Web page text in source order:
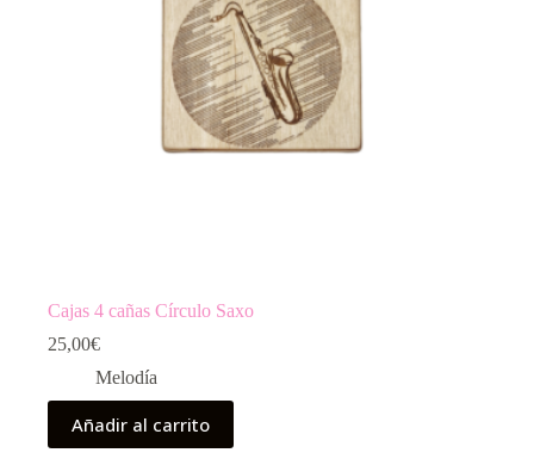
Cajas 4 cañas Círculo Saxo
25,00€
Melodía
Añadir al carrito